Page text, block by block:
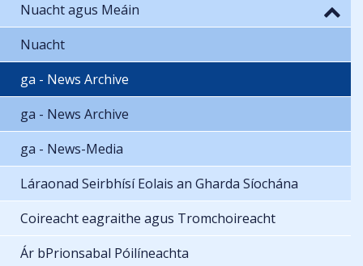
Nuacht agus Meáin
Nuacht
ga - News Archive
ga - News Archive
ga - News-Media
Láraonad Seirbhísí Eolais an Gharda Síochána
Coireacht eagraithe agus Tromchoireacht
Ár bPrionsabal Póilíneachta